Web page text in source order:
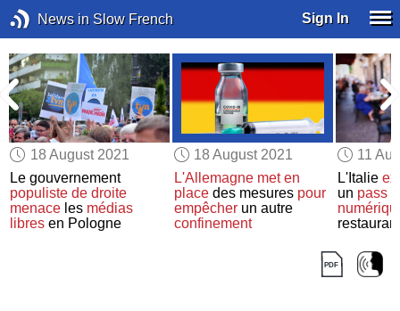
News in Slow French Sign In
18 August 2021
Le gouvernement
populiste de droite
menace les médias
libres en Pologne
18 August 2021
L'Allemagne met en
placedes mesures pour
empêcherun autre
confinement
11
L'Italie
un pass
restaurant